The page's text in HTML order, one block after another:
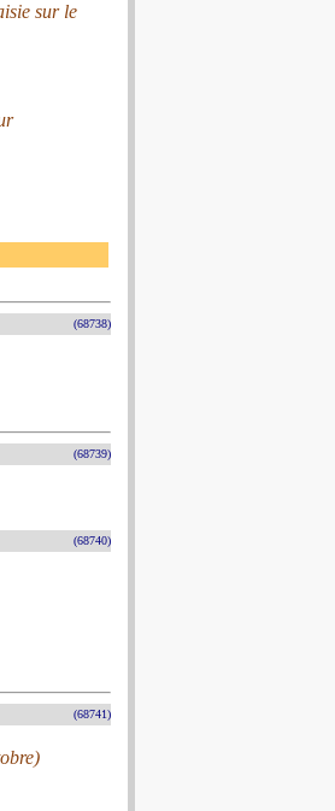
sur le
(68738)
(68739)
(68740)
(68741)